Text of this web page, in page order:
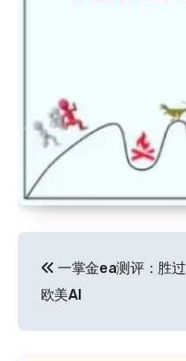
章
导
一掌金ea测评：胜过
欧美AI